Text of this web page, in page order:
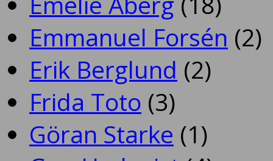
Emmanuel Forsén (2)
Erik Berglund (2)
Frida Toto (3)
Göran Starke (1)